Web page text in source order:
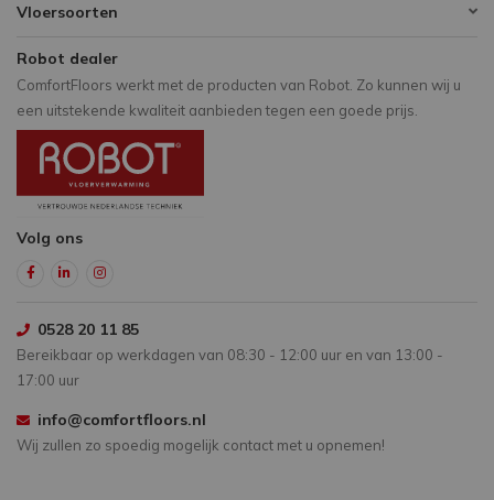
Vloersoorten
Robot dealer
ComfortFloors werkt met de producten van Robot. Zo kunnen wij u
een uitstekende kwaliteit aanbieden tegen een goede prijs.
Volg ons
0528 20 11 85
Bereikbaar op werkdagen van 08:30 - 12:00 uur en van 13:00 -
17:00 uur
info@comfortfloors.nl
Wij zullen zo spoedig mogelijk contact met u opnemen!